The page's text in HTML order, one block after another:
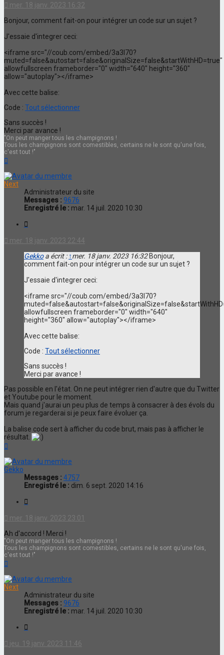
mer. 18 janv. 2023 16:32
Bonjour, comment fait-on pour intégrer un code sur un sujet ?
J'essaie d'integrer ceci:
<iframe src="//coub.com/embed/3a3l70?
muted=false&autostart=false&originalSize=false&startWithHD=true"
allowfullscreen frameborder="0" width="640" height="360"
allow="autoplay"></iframe>
Avec cette balise:
Code : Tout sélectionner
Sans succès !
Merci par avance !
"On peut manger tous les champignons !
Tous les champignons sont comestibles, certains ne le sont qu'une fois,
c'est tout !"
Next
Administrateur du site
Messages : 9676
Enregistré le : mar. 14 juil. 2020 10:30
mer. 18 janv. 2023 22:44
Gekkoa écrit : ↑mer. 18 janv. 2023 16:32Bonjour,
comment fait-on pour intégrer un code sur un sujet ?
J'essaie d'integrer ceci:
<iframe src="//coub.com/embed/3a3l70?
allowfullscreen frameborder="0" width="640"
height="360" allow="autoplay"></iframe>
Avec cette balise:
Code : Tout sélectionner
Sans succès !
Merci par avance !
Pas possible en l'état. On ne peut intégrer rien d'autre que du Twitter
et Youtube pour le moment.
Mais quand j'aurai un peu plus de temps à consacrer à des évols du
forum je regarderai si je peux faire évoluer ça.
La balise code sert à afficher du code brut, mais pas à afficher le
résultat.
Gekko
Messages : 4757
Enregistré le : dim. 6 sept. 2020 14:16
mer. 18 janv. 2023 23:01
Ah d'accord ! Merci !
"On peut manger tous les champignons !
Tous les champignons sont comestibles, certains ne le sont qu'une fois,
c'est tout !"
Next
Administrateur du site
Messages : 9676
Enregistré le : mar. 14 juil. 2020 10:30
jeu. 19 janv. 2023 11:46